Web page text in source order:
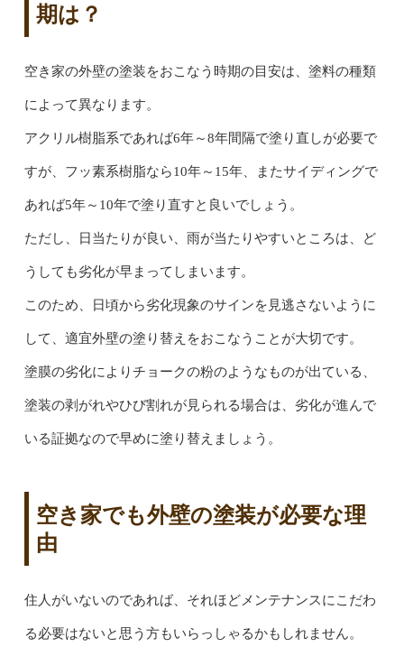
期は？
空き家の外壁の塗装をおこなう時期の目安は、塗料の種類
によって異なります。
アクリル樹脂系であれば6年～8年間隔で塗り直しが必要で
すが、フッ素系樹脂なら10年～15年、またサイディングで
あれば5年～10年で塗り直すと良いでしょう。
ただし、日当たりが良い、雨が当たりやすいところは、ど
うしても劣化が早まってしまいます。
このため、日頃から劣化現象のサインを見逃さないように
して、適宜外壁の塗り替えをおこなうことが大切です。
塗膜の劣化によりチョークの粉のようなものが出ている、
塗装の剥がれやひび割れが見られる場合は、劣化が進んで
いる証拠なので早めに塗り替えましょう。
空き家でも外壁の塗装が必要な理
由
住人がいないのであれば、それほどメンテナンスにこだわ
る必要はないと思う方もいらっしゃるかもしれません。